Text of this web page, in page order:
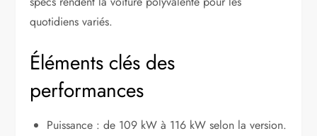
quotidiens variés.
Éléments clés des
performances
Puissance : de 109 kW à 116 kW selon la version.